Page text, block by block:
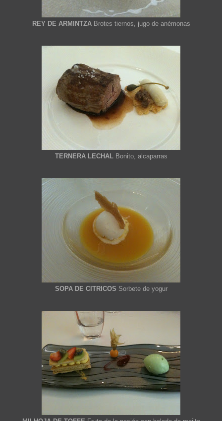
REY DE ARMINTZA Brotes tiernos, jugo de anémonas
TERNERA LECHAL Bonito, alcaparras
SOPA DE CITRICOS Sorbete de yogur